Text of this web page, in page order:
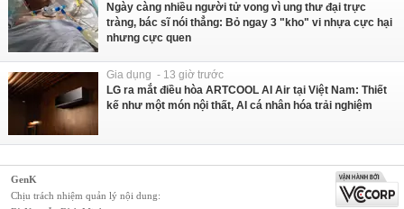
Ngày càng nhiều người tử vong vì ung thư đại trực
tràng, bác sĩ nói thẳng: Bỏ ngay 3 "kho" vi nhựa cực hại
nhưng cực quen
Gia dụng - 13 giờ trước
LG ra mắt điều hòa ARTCOOL AI Air tại Việt Nam: Thiết
kế như một món nội thất, AI cá nhân hóa trải nghiệm
GenK
Chịu trách nhiệm quản lý nội dung: